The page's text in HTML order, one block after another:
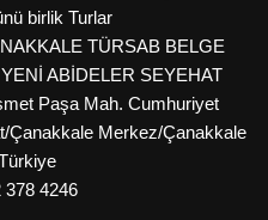
birlik Turlar
TÜRSAB BELGE
ABİDELER SEYEHAT
Paşa Mah. Cumhuriyet
Çanakkale Merkez/Çanakkale
378 4246